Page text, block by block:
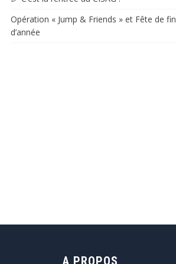
Opération « Jump & Friends » et Fête de fin
d’année​​
A PROPOS